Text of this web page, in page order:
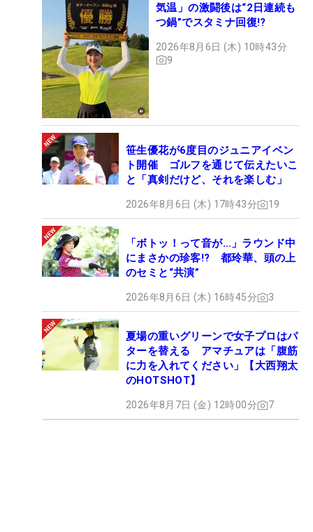
気温」の激闘後は“2日連続も
つ鍋”でスタミナ回復!?
2026年8月6日 (木) 10時43分
9
笹生優花が6度目のジュニアイベン
ト開催 ゴルフを通じて伝えたいこ
と「真剣だけど、それを楽しむ」
2026年8月6日 (木) 17時43分 19
「ボトッ！って音が…」ラウンド中
にまさかの珍客!? 都玲華、頭の上
のセミと“共演”
2026年8月6日 (木) 16時45分 3
夏場の重いグリーンで女子プロはパ
ターを替える アマチュアは「腹筋
に力を入れてください」【大西翔太
のHOTSHOT】
2026年8月7日 (金) 12時00分 7